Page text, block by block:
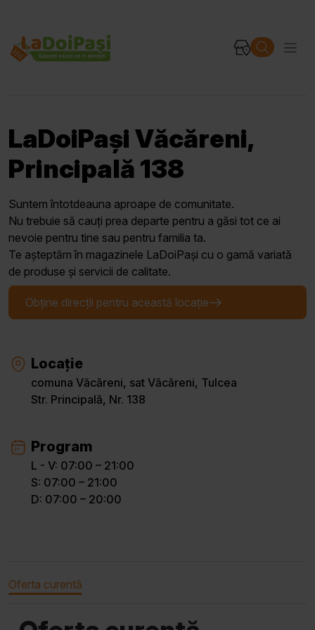
LaDoiPași Văcăreni,
Principală 138
Suntem întotdeauna aproape de comunitate.
Nu trebuie să cauți prea departe pentru a găsi tot ce ai
nevoie pentru tine sau pentru familia ta.
Te așteptăm în magazinele LaDoiPași cu o gamă variată
de produse și servicii de calitate.
Obține direcții pentru această locație
Locație
comuna Văcăreni, sat Văcăreni, Tulcea
Str. Principală, Nr. 138
Program
L - V: 07:00 – 21:00
S: 07:00 – 21:00
D: 07:00 – 20:00
Oferta curentă